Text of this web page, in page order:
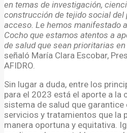
en temas de investigación,
construcción de tejido social del
acceso. Le hemos manifestado
Cocho que estamos atentos a
de salud que sean prioritarias
señaló María Clara Escobar,
AFIDRO.
Sin lugar a duda, entre los
para el 2023 está el aporte a la
sistema de salud que garantice
servicios y tratamientos que la
manera oportuna y equitativa.